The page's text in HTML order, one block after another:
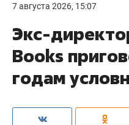
7 августа 2026, 15:07
Экс-
Books
годам